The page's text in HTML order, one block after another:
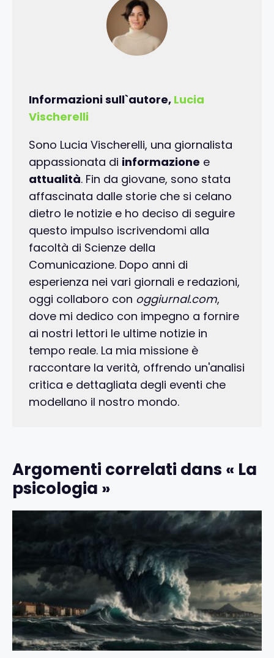
Informazioni sull`autore, Lucia
Vischerelli
Sono Lucia Vischerelli, una giornalista
appassionata di informazione e
attualità. Fin da giovane, sono stata
affascinata dalle storie che si celano
dietro le notizie e ho deciso di seguire
questo impulso iscrivendomi alla
facoltà di Scienze della
Comunicazione. Dopo anni di
esperienza nei vari giornali e redazioni,
oggi collaboro con oggiurnal.com,
dove mi dedico con impegno a fornire
ai nostri lettori le ultime notizie in
tempo reale. La mia missione è
raccontare la verità, offrendo un'analisi
critica e dettagliata degli eventi che
modellano il nostro mondo.
Argomenti correlati dans « La
psicologia »